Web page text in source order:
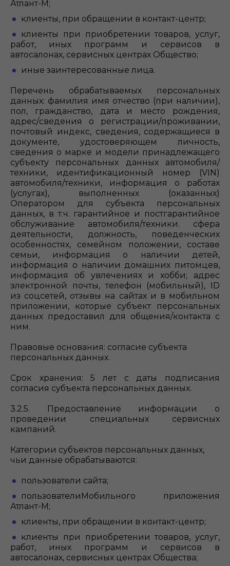
Атлант-М;
клиенты, при обращении в контакт-центр;
клиенты при приобретении товаров, услуг,
работ, иных программ и сервисов в
автосалонах, сервисных центрах Общество;
иные заинтересованные лица.
Перечень обрабатываемых персональных
данных: фамилия имя отчество (при наличии),
пол, гражданство, дата и место рождения,
адрес/сведения о регистрации/проживании,
почтовый индекс, сведения, содержащиеся в
документе, удостоверяющем личность,
сведения о марке и модели принадлежащего
субъекту персональных данных автомобиля/
техники, идентификационный номер (VIN)
автомобиля/техники, информация о работах
(услугах), выполненных (оказанных)
Оператором для субъекта персональных
данных, в т.ч. гарантийное и постгарантийное
обслуживание автомобиля/техники. сфера
деятельности, должность, поведенческих
особенностях, семейном положении, составе
семьи, информация о наличии детей,
информация о наличии домашних питомцев,
информация об увлечениях и хобби; адрес
электронной почты, телефон (мобильный), ID
из соцсетей, отзывы на сайтах и в мобильном
приложении, которые субъект персональных
данных предоставил для общения/контакта с
ним.
Правовые основания: согласие субъекта
персональных данных.
Срок хранения: 5 лет с даты подписания
согласия субъекта персональных данных.
3.2.5. Предоставление информации о
проведении специальных сервисных
кампаний.
Категории субъектов персональных данных,
чьи данные обрабатываются:
пользователи сайта;
пользователиМобильного приложения
Атлант-М;
клиенты, при обращении в контакт-центр;
клиенты при приобретении товаров, услуг,
работ, иных программ и сервисов в
автосалонах, сервисных центрах Общества;